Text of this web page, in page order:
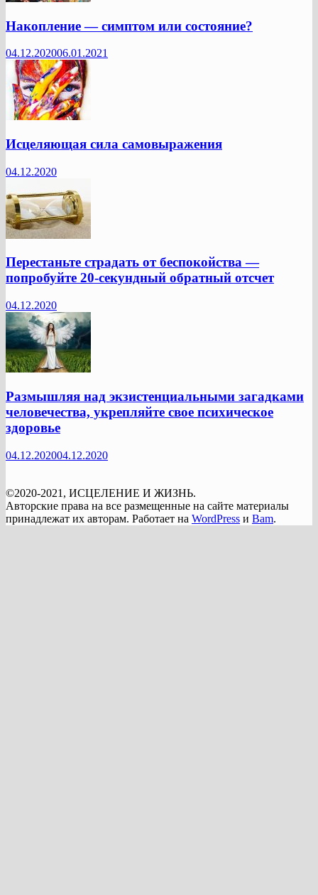
Накопление — симптом или состояние?
04.12.202006.01.2021
Исцеляющая сила самовыражения
04.12.2020
Перестаньте страдать от беспокойства —
попробуйте 20-секундный обратный отсчет
04.12.2020
Размышляя над экзистенциальными загадками
человечества, укрепляйте свое психическое
здоровье
04.12.202004.12.2020
©2020-2021, ИСЦЕЛЕНИЕ И ЖИЗНЬ.
Авторские права на все размещенные на сайте материалы
принадлежат их авторам. Работает на WordPress и Bam.